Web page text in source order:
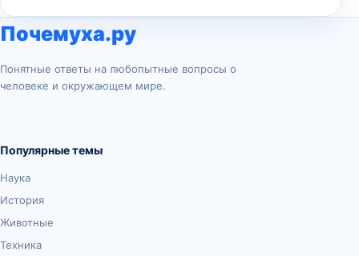
Почемуха.ру
Понятные ответы на любопытные вопросы о
человеке и окружающем мире.
Популярные темы
Наука
История
Животные
Техника